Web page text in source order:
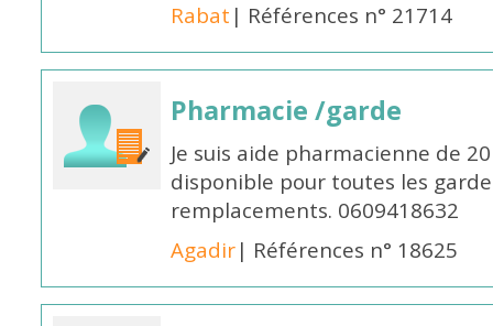
Rabat | Références n° 21714
Pharmacie /garde
Je suis aide pharmacienne de
disponible pour toutes les
remplacements. 0609418632
Agadir| Références n° 18625